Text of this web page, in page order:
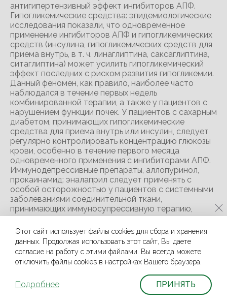
антигипертензивный эффект ингибиторов АПФ.
Гипогликемические средства: эпидемиологические
исследования показали, что одновременное
применение ингибиторов АПФ и гипогликемических
средств (инсулина, гипогликемических средств для
приема внутрь, в т. ч. линаглиптина, саксаглиптина,
ситаглиптина) может усилить гипогликемический
эффект последних с риском развития гипогликемии.
Данный феномен, как правило, наиболее часто
наблюдался в течение первых недель
комбинированной терапии, а также у пациентов с
нарушением функции почек. У пациентов с сахарным
диабетом, принимающих гипогликемические
средства для приема внутрь или инсулин, следует
регулярно контролировать концентрацию глюкозы
крови, особенно в течение первого месяца
одновременного применения с ингибиторами АПФ.
Иммунодепрессивные препараты, аллопуринол,
прокаинамид: эналаприл следует применять с
особой осторожностью у пациентов с системными
заболеваниями соединительной ткани,
принимающих иммуносупрессивную терапию,
терапию аллопуринолом или прокаинамидом или,
имеющих комбинацию этих осложняющих
факторов, особенно если есть нарушения функции
почек в анамнезе. Эстрамустин: при
одновременном применении повышен риск
развития побочных эффектов, таких как
ангионевротический отек (отек Квинке).
Рацекадотрил: известно, что при применении
ингибиторов АПФ повышен риск развития
Этот сайт использует файлы cookies для сбора и хранения
данных. Продолжая использовать этот сайт, Вы даете
согласие на работу с этими файлами. Вы всегда можете
отключить файлы cookies в настройках Вашего браузера.
Подробнее ПРИНЯТЬ